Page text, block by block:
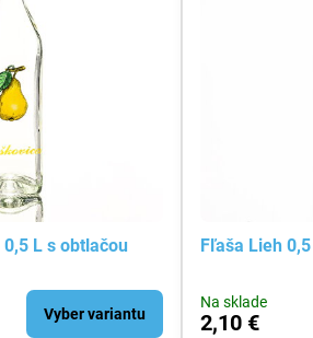
L s obtlačou
Vyber variantu
Fľaša Lieh
Na sklade
2,10 €